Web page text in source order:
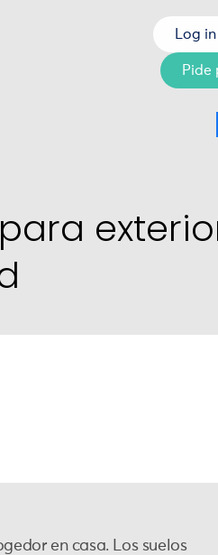
Log in
Pide
en casa. Los suelos